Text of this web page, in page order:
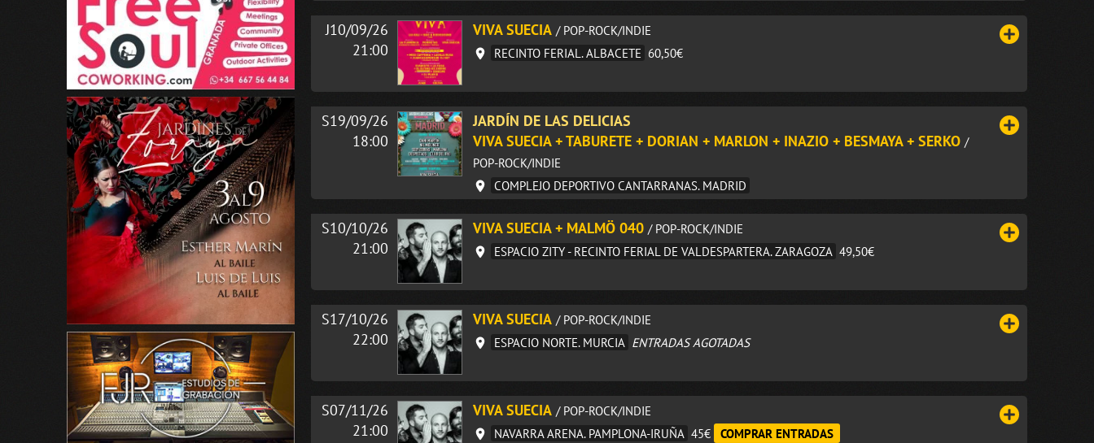
J10/09/26
21:00
VIVA SUECIA / POP-ROCK/INDIE
RECINTO FERIAL. ALBACETE 60,50€
S19/09/26
18:00
JARDÍN DE LAS DELICIAS
VIVA SUECIA + TABURETE + DORIAN + MARLON + INAZIO + BESMAYA + SERKO /
POP-ROCK/INDIE
COMPLEJO DEPORTIVO CANTARRANAS. MADRID
S10/10/26
21:00
VIVA SUECIA + MALMÖ 040 / POP-ROCK/INDIE
ESPACIO ZITY - RECINTO FERIAL DE VALDESPARTERA. ZARAGOZA 49,50€
S17/10/26
22:00
VIVA SUECIA / POP-ROCK/INDIE
ESPACIO NORTE. MURCIA ENTRADAS AGOTADAS
S07/11/26
21:00
VIVA SUECIA / POP-ROCK/INDIE
NAVARRA ARENA. PAMPLONA-IRUÑA 45€ COMPRAR ENTRADAS